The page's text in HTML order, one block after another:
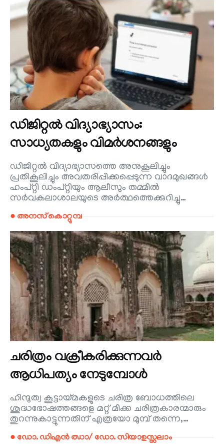
ഡിജിറ്റൽ വിദ്യാഭ്യാസം:
സാധ്യതകളും വിമർശനങ്ങളും
ഡിജിറ്റൽ വിദ്യാഭ്യാസത്തെ അനുകൂലിച്ചും
പ്രതികൂലിച്ചും അവതരിപ്പിക്കപ്പെടുന്ന വാദമുഖങ്ങൾ
ഹംപ്റ്റി ഡംപ്റ്റിയും ആലീസും തമ്മിൽ
സർവകലാശാലയുടെ അർത്ഥത്തെക്കുറിച്ചു…
● അനസ് കൊറ്റുമ്പ
ചരിത്രം വക്രീകരിക്കുന്നവർ
ആധിപത്യം നേടുമ്പോൾ
ഹിന്ദുത്വ കൂട്ടായ്മകളുടെ ചരിത്ര ബോധത്തിലെ
ശുദ്ധഭോഷത്തങ്ങളെ മറ്റ് മിക്ക ചരിത്രകാരന്മാരും
തുറന്നുകാട്ടുന്നതിന് എത്രയോ മുമ്പ് തന്നെ,…
● ഡോ. ഡിഎൻ ഝാ/ ഡോ. സിയാഉസ്സലാം